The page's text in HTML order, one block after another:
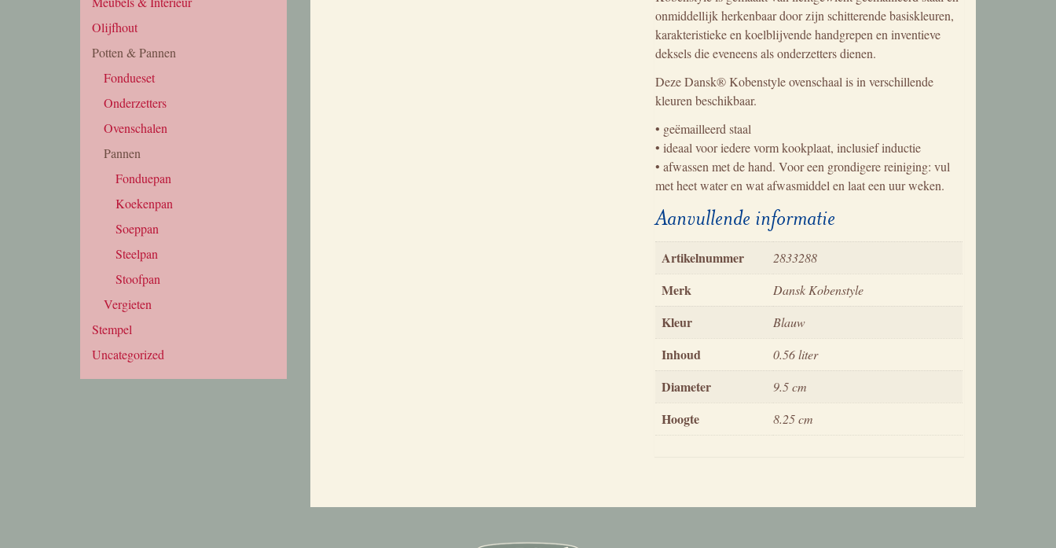
onmiddellijk herkenbaar door zijn schitterende basiskleuren,
karakteristieke en koelblijvende handgrepen en inventieve
deksels die eveneens als onderzetters dienen.
Deze Dansk® Kobenstyle ovenschaal is in verschillende
kleuren beschikbaar.
• geëmailleerd staal
• ideaal voor iedere vorm kookplaat, inclusief inductie
• afwassen met de hand. Voor een grondigere reiniging: vul
met heet water en wat afwasmiddel en laat een uur weken.
Aanvullende informatie
Artikelnummer 2833288
Merk Dansk Kobenstyle
Kleur Blauw
Inhoud 0.56 liter
Diameter 9.5 cm
Hoogte 8.25 cm
Olijfhout
Potten & Pannen
Fondueset
Onderzetters
Ovenschalen
Pannen
Fonduepan
Koekenpan
Soeppan
Steelpan
Stoofpan
Vergieten
Stempel
Uncategorized